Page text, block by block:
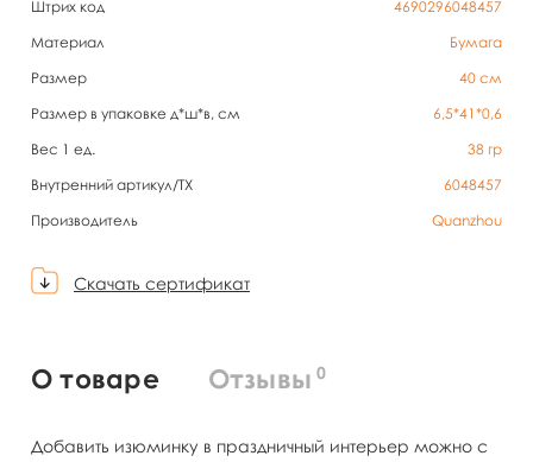
Штрих код
4690296048457
Материал
Бумага
Размер
40 см
Размер в упаковке д*ш*в, см
6,5*41*0,6
Вес 1 ед.
38 гр
Внутренний артикул/TX
6048457
Производитель
Quanzhou
Скачать сертификат
О товаре Отзывы 0
Добавить изюминку в праздничный интерьер можно с